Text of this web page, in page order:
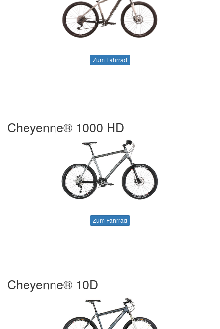
Zum Fahrrad
Cheyenne® 1000 HD
Zum Fahrrad
Cheyenne® 10D